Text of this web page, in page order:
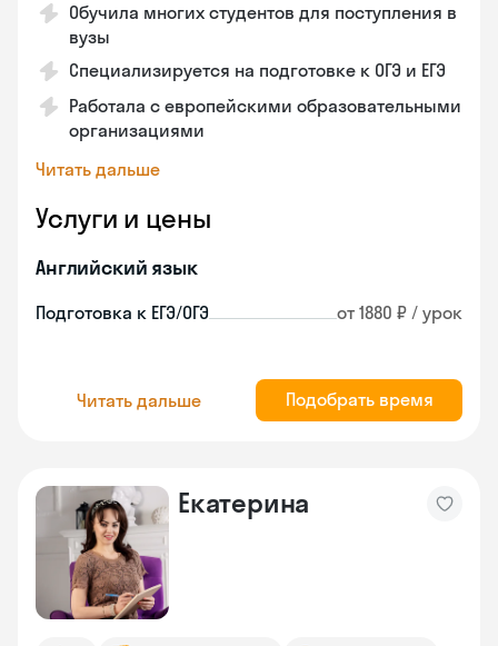
Обучила многих студентов для поступления в
вузы
Специализируется на подготовке к ОГЭ и ЕГЭ
Работала с европейскими образовательными
организациями
Читать дальше
Услуги и цены
Английский язык
Подготовка к ЕГЭ/ОГЭ от 1880 ₽ / урок
Читать дальше Подобрать время
Екатерина